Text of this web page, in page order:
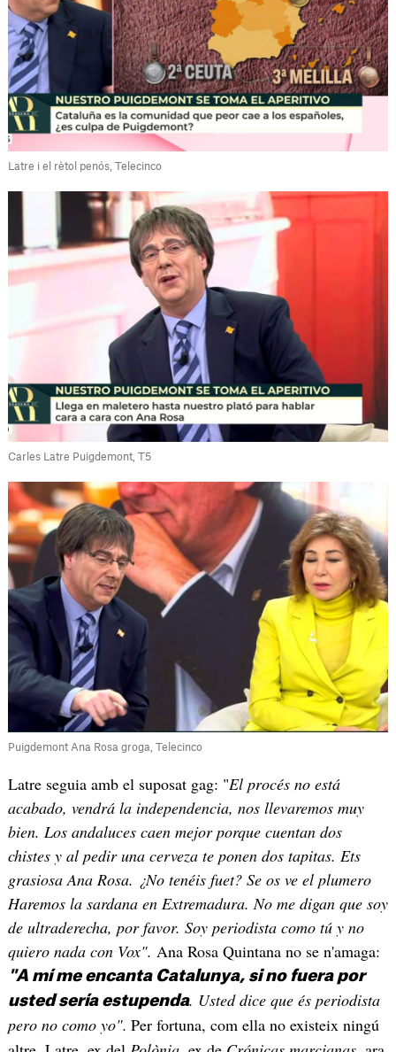
Latre i el rètol penós, Telecinco
Carles Latre Puigdemont, T5
Puigdemont Ana Rosa groga, Telecinco
Latre seguia amb el suposat gag: "El procés no está
acabado, vendrá la independencia, nos llevaremos muy
bien. Los andaluces caen mejor porque cuentan dos
chistes y al pedir una cerveza te ponen dos tapitas. Ets
grasiosa Ana Rosa. ¿No tenéis fuet? Se os ve el plumero
Haremos la sardana en Extremadura. No me digan que soy
de ultraderecha, por favor. Soy periodista como tú y no
quiero nada con Vox". Ana Rosa Quintana no se n'amaga:
"A mí me encanta Catalunya, si no fuera por
usted sería estupenda. Usted dice que és periodista
pero no como yo". Per fortuna, com ella no existeix ningú